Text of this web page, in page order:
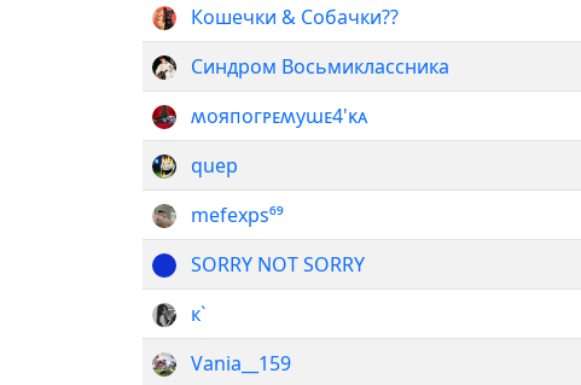
Кошечки & Собачки??
Синдром Восьмиклассника
ʍояᴨоᴦᴩᴇʍуɯᴇ4'ᴋᴀ️
quep
mefexps⁶⁹
SORRY NOT SORRY
к`
Vania__159